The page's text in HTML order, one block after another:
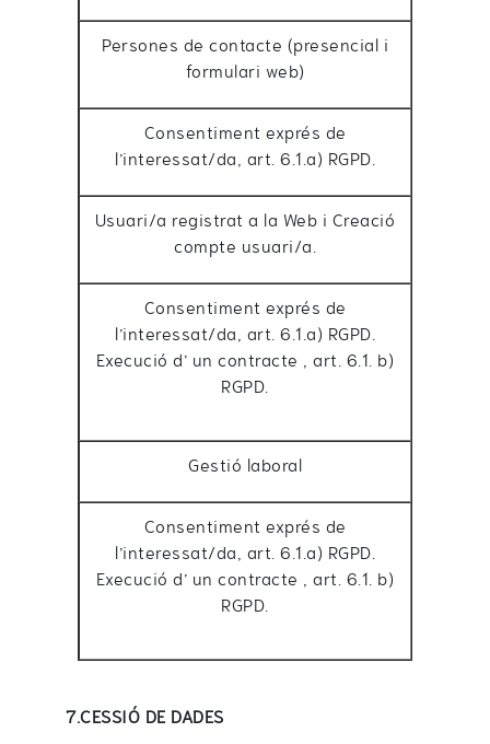
Persones de contacte (presencial i
formulari web)
Consentiment exprés de
l’interessat/da, art. 6.1.a) RGPD.
Usuari/a registrat a la Web i Creació
compte usuari/a.
Consentiment exprés de
l’interessat/da, art. 6.1.a) RGPD.
Execució d’ un contracte , art. 6.1. b)
RGPD.
Gestió laboral
Consentiment exprés de
l’interessat/da, art. 6.1.a) RGPD.
Execució d’ un contracte , art. 6.1. b)
RGPD.
7.CESSIÓ DE DADES